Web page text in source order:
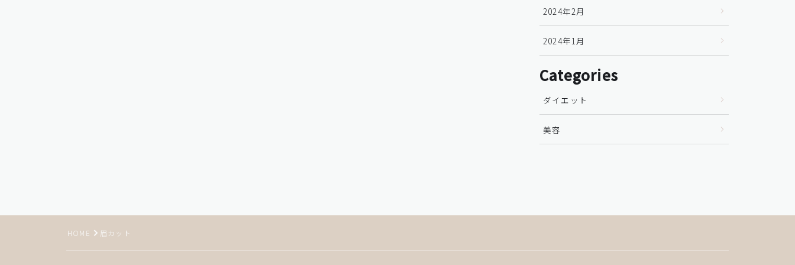
2024年2月
2024年1月
Categories
ダイエット
美容
HOME 眉カット